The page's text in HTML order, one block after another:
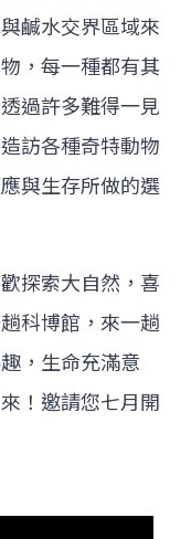
鹹水交界區域來
，每一種都有其
過許多難得一見
訪各種奇特動物
與生存所做的選
探索大自然，喜
科博館，來一趟
，生命充滿意
！邀請您七月開